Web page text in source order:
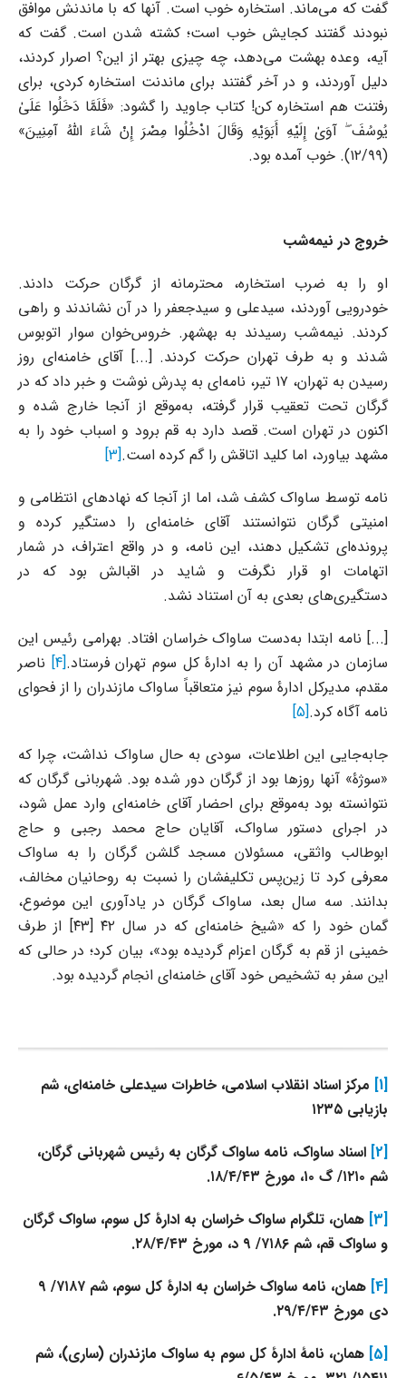
گفت که می‌ماند. استخاره خوب است. آنها که با ماندنش موافق
نبودند گفتند کجایش خوب است؛ کشته شدن است. گفت که
آیه، وعده بهشت می‌دهد، چه چیزی بهتر از این؟ اصرار کردند،
دلیل آوردند، و در آخر گفتند برای ماندنت استخاره کردی، برای
رفتنت هم استخاره کن! کتاب جاوید را گشود: «فَلَمَّا دَخَلُوا عَلَىٰ
یُوسُفَ ۖ آوَىٰ إِلَیْهِ أَبَوَیْهِ وَقَالَ ادْخُلُوا مِصْرَ إِنْ شَاءَ اللَّهُ آمِنِینَ»
(۱۲/۹۹). خوب آمده بود.
خروج در نیمه‌شب
او را به ضرب استخاره، محترمانه از گرگان حرکت دادند.
خودرویی آوردند، سیدعلی و سیدجعفر را در آن نشاندند و راهی
کردند. نیمه‌شب رسیدند به بهشهر. خروس‌خوان سوار اتوبوس
شدند و به طرف تهران حرکت کردند. [...] آقای خامنه‌ای روز
رسیدن به تهران، ۱۷ تیر، نامه‌ای به پدرش نوشت و خبر داد که در
گرگان تحت تعقیب قرار گرفته، به‌موقع از آنجا خارج شده و
اکنون در تهران است. قصد دارد به قم برود و اسباب خود را به
مشهد بیاورد، اما کلید اتاقش را گم کرده است.[3]
نامه توسط ساواک کشف شد، اما از آنجا که نهادهای انتظامی و
امنیتی گرگان نتوانستند آقای خامنه‌ای را دستگیر کرده و
پرونده‌ای تشکیل دهند، این نامه، و در واقع اعتراف، در شمار
اتهامات او قرار نگرفت و شاید در اقبالش بود که در
دستگیری‌های بعدی به آن استناد نشد.
[...] نامه ابتدا به‌دست ساواک خراسان افتاد. بهرامی رئیس این
سازمان در مشهد آن را به ادارۀ کل سوم تهران فرستاد.[4]
ناصر
مقدم، مدیرکل ادارۀ سوم نیز متعاقباً ساواک مازندران را از فحوای
نامه آگاه کرد.[5]
جابه‌جایی این اطلاعات، سودی به حال ساواک نداشت، چرا که
«سوژۀ» آنها روزها بود از گرگان دور شده بود. شهربانی گرگان که
نتوانسته بود به‌موقع برای احضار آقای خامنه‌ای وارد عمل شود،
در اجرای دستور ساواک، آقایان حاج محمد رجبی و حاج
ابوطالب واثقی، مسئولان مسجد گلشن گرگان را به ساواک
معرفی کرد تا زین‌پس تکلیفشان را نسبت به روحانیان مخالف،
بدانند. سه سال بعد، ساواک گرگان در یادآوری این موضوع،
گمان خود را که «شیخ خامنه‌ای که در سال ۴۲ [۴۳] از طرف
خمینی از قم به گرگان اعزام گردیده بود»، بیان کرد؛ در حالی که
این سفر به تشخیص خود آقای خامنه‌ای انجام گردیده بود.
[1] مرکز اسناد انقلاب اسلامی، خاطرات سیدعلی خامنه‌ای، شم‌
بازیابی ۱۲۳۵
[2] اسناد ساواک، نامه ساواک گرگان به رئیس شهربانی گرگان،
شم‌ ۱۲۱۰/ گ ۱۰، مورخ ۱۸/۴/۴۳.
[3] همان، تلگرام ساواک خراسان به ادارۀ کل سوم، ساواک گرگان
و ساواک قم، شم‌ ۷۱۸۶/ ۹ د، مورخ ۲۸/۴/۴۳.
[4]
همان، نامه ساواک خراسان به ادارۀ کل سوم، شم‌ ۷۱۸۷/ ۹
دی مورخ ۲۹/۴/۴۳.
[5] همان، نامۀ ادارۀ کل سوم به ساواک مازندران (ساری)، شم‌